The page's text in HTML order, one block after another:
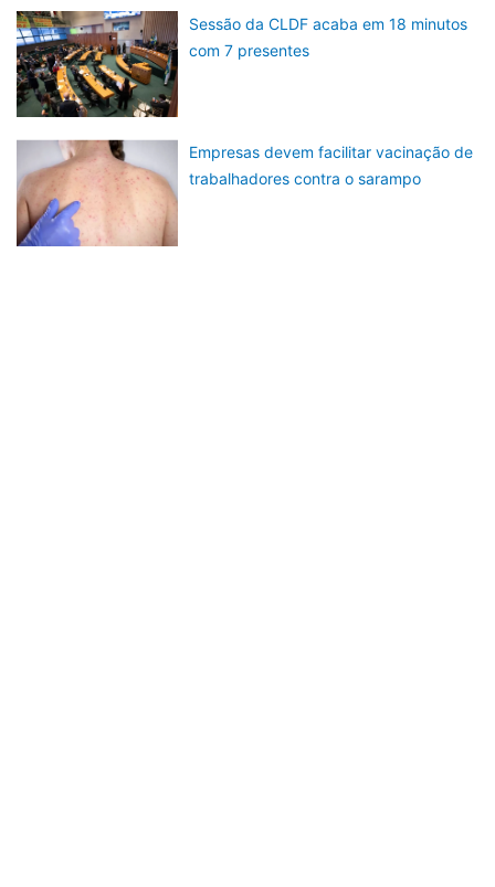
Sessão da CLDF acaba em 18 minutos
com 7 presentes
Empresas devem facilitar vacinação de
trabalhadores contra o sarampo